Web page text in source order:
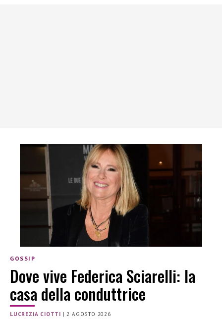
GOSSIP
Dove vive Federica Sciarelli: la
casa della conduttrice
LUCREZIA CIOTTI |2 AGOSTO 2026